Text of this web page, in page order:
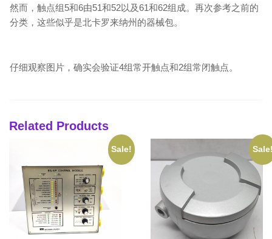
然而，触点组5和6由51和52以及61和62组成。再次参考之前的
分类，这些似乎是北卡罗来纳州的器械包。
仔细观察图片，确实会验证4组常开触点和2组常闭触点。
Related Products
Sale!